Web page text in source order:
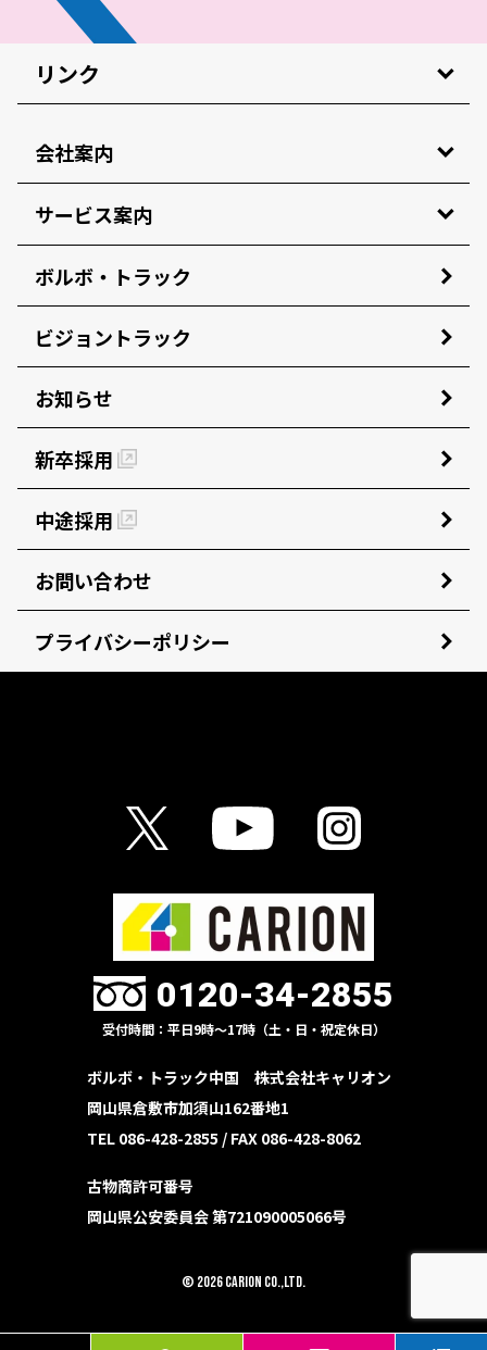
リンク
会社案内
サービス案内
ボルボ・トラック
ビジョントラック
お知らせ
新卒採用
中途採用
お問い合わせ
プライバシーポリシー
0120-34-2855
受付時間：平日9時〜17時（土・日・祝定休日）
ボルボ・トラック中国 株式会社キャリオン
岡山県倉敷市加須山162番地1
TEL 086-428-2855 / FAX 086-428-8062
古物商許可番号
岡山県公安委員会 第721090005066号
© 2026 CARION Co.,Ltd.